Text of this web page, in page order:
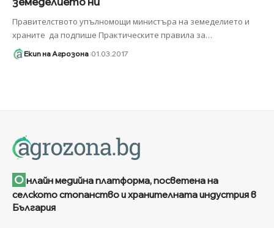
Правителството упълномощи министъра на земеделието и
храните да подпише Практическите правила за…
Екип на Агрозона 01.03.2017
О нлайн медийна платформа, посветена на
селското стопанство и хранителната индустрия в
България